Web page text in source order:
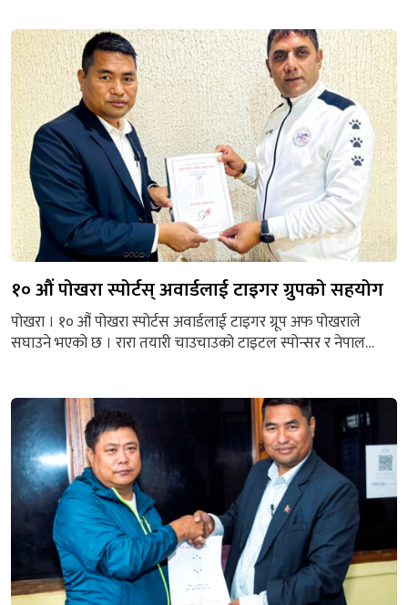
सङ्कटा क्लबलाई ४–२ गोलअन्तरले हराउँदै आर्मी फाइनलमा पुगेको हो ।
खेलमा पहिलो हाफमा १–० को अग्रता कायम गरेको...
१० औं पोखरा स्पोर्टस् अवार्डलाई टाइगर ग्रुपको सहयोग
पोखरा । १० औं पोखरा स्पोर्टस अवार्डलाई टाइगर ग्रूप अफ पोखराले
सघाउने भएको छ । रारा तयारी चाउचाउको टाइटल स्पोन्सर र नेपाल
जस्तै सहयोगलाई निरन्तता दिने भएको हो । टाइगर गु्रप अफ पोखराका
अध्यक्ष नारायण शर्मा...